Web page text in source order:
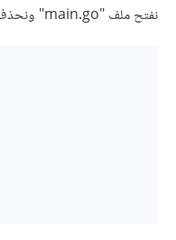
نفتح ملف "main.go" ونحذف استيراد حزمة